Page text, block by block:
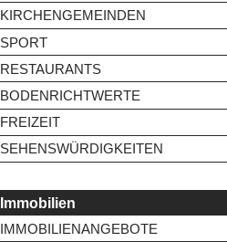
KIRCHENGEMEINDEN
SPORT
RESTAURANTS
BODENRICHTWERTE
FREIZEIT
SEHENSWÜRDIGKEITEN
Immobilien
IMMOBILIENANGEBOTE